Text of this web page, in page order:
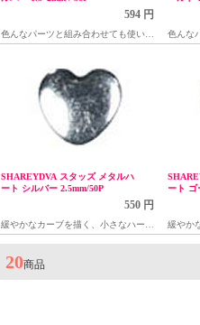
594 円
色んなパーツと組み合わせても使いや
すいダイヤ型スタッズ
色んな
すいダ
SHAREYDVA スタッズ メタルハ
ート シルバー 2.5mm/50P
550 円
緩やかなカーブを描く、小さなハート
型メタルスタッズ50個入り
ート ゴ
緩やか
メタル
20商品